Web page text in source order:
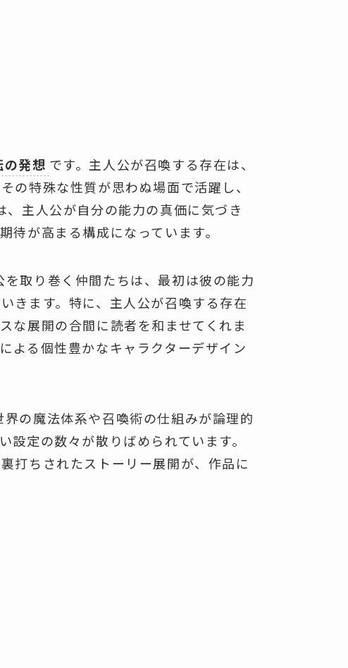
の発想 です。主人公が召喚する存在は、
の特殊な性質が思わぬ場面で活躍し、
主人公が自分の能力の真価に気づき
が高まる構成になっています。
取り巻く仲間たちは、最初は彼の能力
きます。特に、主人公が召喚する存在
な展開の合間に読者を和ませてくれま
よる個性豊かなキャラクターデザイン
の魔法体系や召喚術の仕組みが論理的
定の数々が散りばめられています。
打ちされたストーリー展開が、作品に